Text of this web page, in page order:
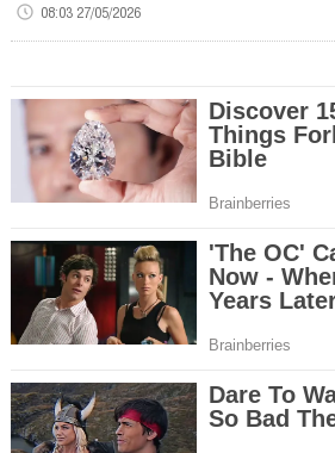
08:03 27/05/2026